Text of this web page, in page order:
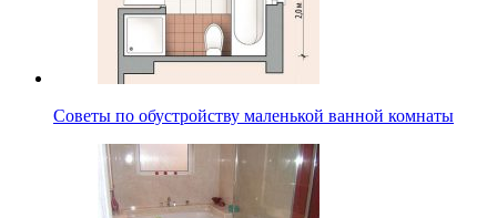
Советы по обустройству маленькой ванной комнаты